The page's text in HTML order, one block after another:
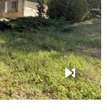
espace idéal pour
Côté annexes :
indépendante de
de multiples possibilités
réversibles
pleine de charme